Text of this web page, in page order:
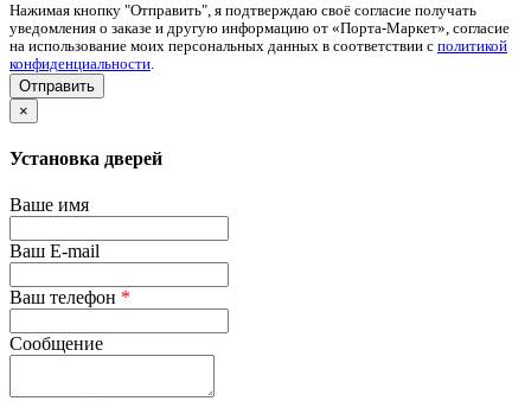
Нажимая кнопку "Отправить", я подтверждаю своё согласие получать
уведомления о заказе и другую информацию от «Порта-Маркет», согласие
на использование моих персональных данных в соответствии с политикой
конфиденциальности
×
Установка дверей
Ваше имя
Ваш E-mail
Ваш телефон *
Сообщение